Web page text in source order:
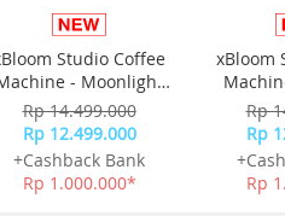
daya berbagai jenis
lain dengan efisiensi
22.5W
Studio Coffee
- Moonlight
White
Rp 14.499.000
Rp 12.499.000
+Cashback Bank
Rp 1.000.000*
xBloom
Rp
Rp
Rp